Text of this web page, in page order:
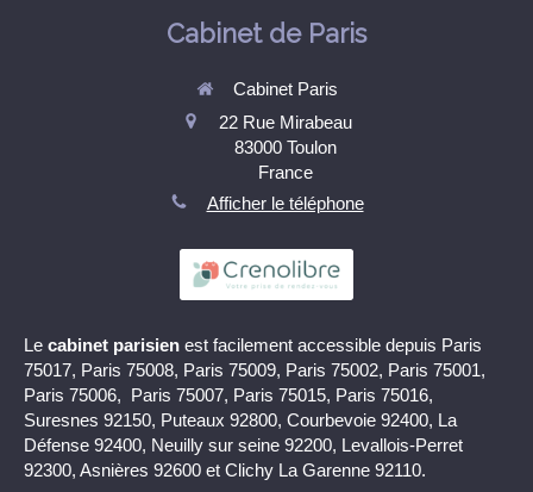
Cabinet de Paris
Cabinet Paris
22 Rue Mirabeau
83000 Toulon
France
Afficher le téléphone
Le cabinet parisien est facilement accessible depuis Paris
75017, Paris 75008, Paris 75009, Paris 75002, Paris 75001,
Paris 75006, Paris 75007, Paris 75015, Paris 75016,
Suresnes 92150, Puteaux 92800, Courbevoie 92400, La
Défense 92400, Neuilly sur seine 92200, Levallois-Perret
92300, Asnières 92600 et Clichy La Garenne 92110.